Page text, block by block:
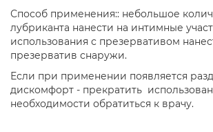
Способ применения:: небольшое
лубриканта нанести на интимные
использования с презервативом
презерватив снаружи.
Если при применении появляется
дискомфорт - прекратить
необходимости обратиться к врачу.